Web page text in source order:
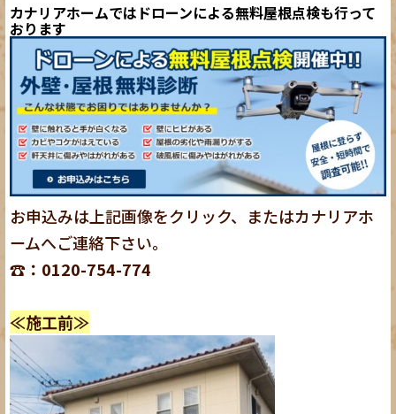
カナリアホームではドローンによる無料屋根点検も行って
おります
お申込みは上記画像をクリック、またはカナリアホ
ームへご連絡下さい。
☎：0120-754-774
≪施工前≫